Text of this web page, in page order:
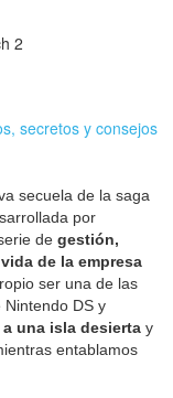
2
secretos y consejos
secuela de la saga
por
degestión,
de la empresa
ser una de las
DS y
una isla desierta y
entablamos